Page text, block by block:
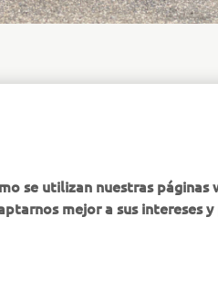
Atención al Cliente
se utilizan nuestras páginas
mejor a sus intereses